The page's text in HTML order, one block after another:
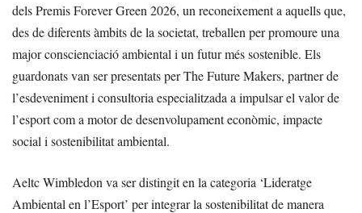
dels Premis Forever Green 2026, un reconeixement a aquells que,
des de diferents àmbits de la societat, treballen per promoure una
major conscienciació ambiental i un futur més sostenible. Els
guardonats van ser presentats per The Future Makers, partner de
l’esdeveniment i consultoria especialitzada a impulsar el valor de
l’esport com a motor de desenvolupament econòmic, impacte
social i sostenibilitat ambiental.
Aeltc Wimbledon va ser distingit en la categoria ‘Lideratge
Ambiental en l’Esport’ per integrar la sostenibilitat de manera